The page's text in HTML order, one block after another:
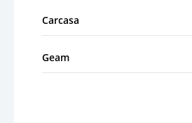
Carcasa
Geam